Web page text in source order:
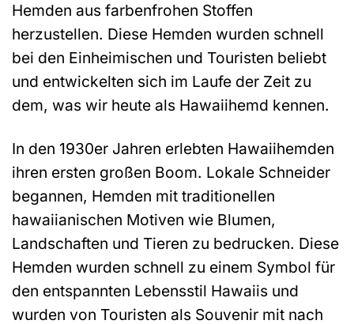
Hemden aus farbenfrohen Stoffen
herzustellen. Diese Hemden wurden schnell
bei den Einheimischen und Touristen beliebt
und entwickelten sich im Laufe der Zeit zu
dem, was wir heute als Hawaiihemd kennen.
In den 1930er Jahren erlebten Hawaiihemden
ihren ersten großen Boom. Lokale Schneider
begannen, Hemden mit traditionellen
hawaiianischen Motiven wie Blumen,
Landschaften und Tieren zu bedrucken. Diese
Hemden wurden schnell zu einem Symbol für
den entspannten Lebensstil Hawaiis und
wurden von Touristen als Souvenir mit nach